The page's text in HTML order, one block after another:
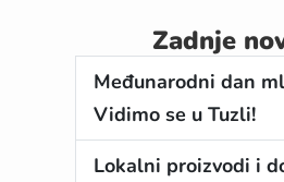
Zadnje
Međunarodni dan
Vidimo se u Tuzli!
Lokalni proizvodi i